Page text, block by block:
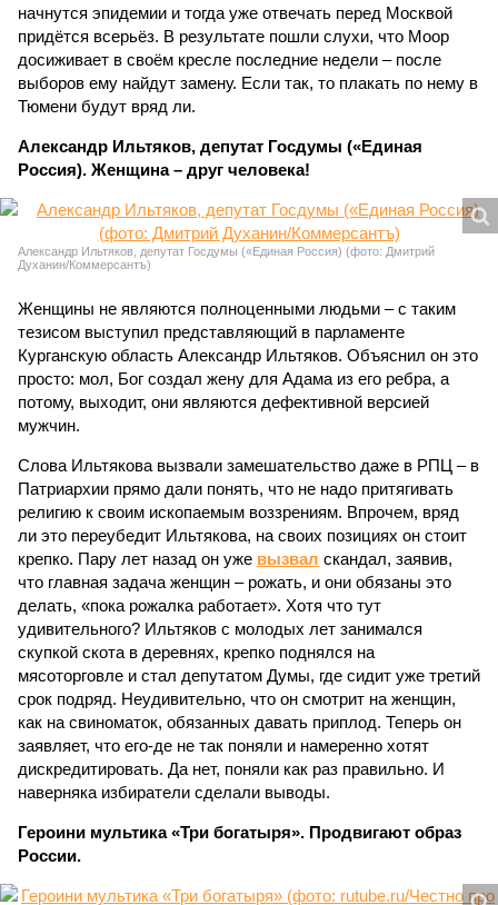
начнутся эпидемии и тогда уже отвечать перед Москвой
придётся всерьёз. В результате пошли слухи, что Моор
досиживает в своём кресле последние недели – после
выборов ему найдут замену. Если так, то плакать по нему в
Тюмени будут вряд ли.
Александр Ильтяков, депутат Госдумы («Единая
Россия). Женщина – друг человека!
Александр Ильтяков, депутат Госдумы («Единая Россия) (фото: Дмитрий
Духанин/Коммерсантъ)
Женщины не являются полноценными людьми – с таким
тезисом выступил представляющий в парламенте
Курганскую область Александр Ильтяков. Объяснил он это
просто: мол, Бог создал жену для Адама из его ребра, а
потому, выходит, они являются дефективной версией
мужчин.
Слова Ильтякова вызвали замешательство даже в РПЦ – в
Патриархии прямо дали понять, что не надо притягивать
религию к своим ископаемым воззрениям. Впрочем, вряд
ли это переубедит Ильтякова, на своих позициях он стоит
крепко. Пару лет назад он уже вызвал скандал, заявив,
что главная задача женщин – рожать, и они обязаны это
делать, «пока рожалка работает». Хотя что тут
удивительного? Ильтяков с молодых лет занимался
скупкой скота в деревнях, крепко поднялся на
мясоторговле и стал депутатом Думы, где сидит уже третий
срок подряд. Неудивительно, что он смотрит на женщин,
как на свиноматок, обязанных давать приплод. Теперь он
заявляет, что его-де не так поняли и намеренно хотят
дискредитировать. Да нет, поняли как раз правильно. И
наверняка избиратели сделали выводы.
Героини мультика «Три богатыря». Продвигают образ
России.